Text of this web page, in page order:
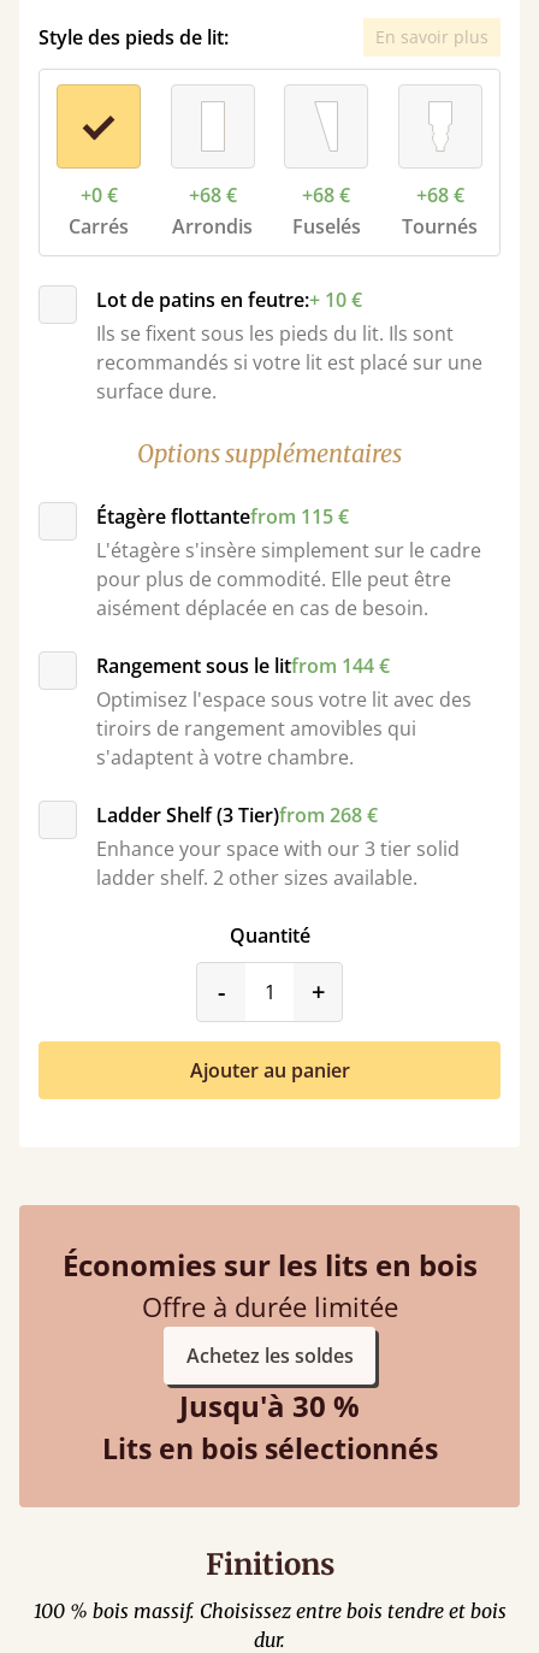
Style des pieds de lit: En savoir plus
+0 €
Carrés
+68 €
Arrondis
+68 €
Fuselés
+68 €
Tournés
Lot de patins en feutre:+ 10 €
Ils se fixent sous les pieds du lit. Ils sont
recommandés si votre lit est placé sur une
surface dure.
Options supplémentaires
Étagère flottantefrom 115 €
L'étagère s'insère simplement sur le cadre
pour plus de commodité. Elle peut être
aisément déplacée en cas de besoin.
Rangement sous le litfrom 144 €
Optimisez l'espace sous votre lit avec des
tiroirs de rangement amovibles qui
s'adaptent à votre chambre.
Ladder Shelf (3 Tier)from 268 €
Enhance your space with our 3 tier solid
ladder shelf. 2 other sizes available.
Quantité
-product_form.decrease
+
Ajouter au panier
Économies sur les lits en bois
Offre à durée limitée
Achetez les soldes
Jusqu'à 30 %
Lits en bois sélectionnés
Finitions
100 % bois massif. Choisissez entre bois tendre et bois
dur.